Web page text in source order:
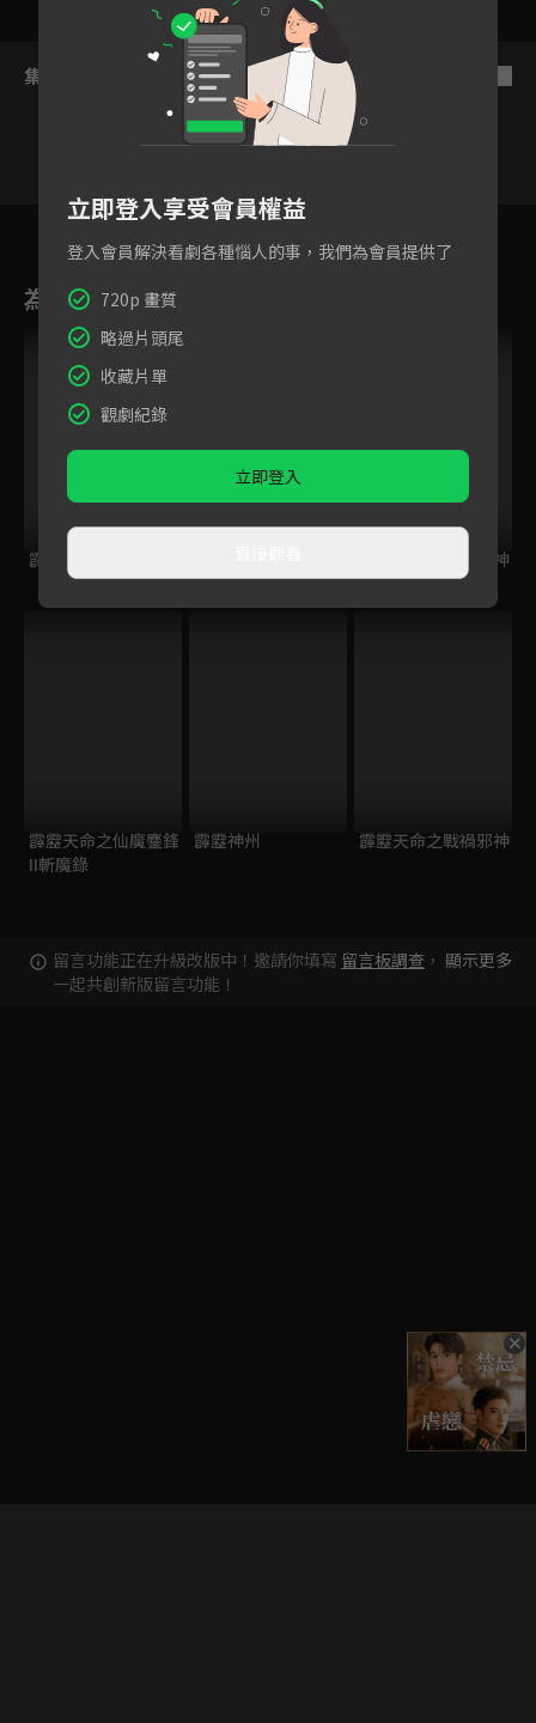
集數列表
20 21 22
為您推薦
霹靂開疆紀
霹靂天命之戰禍邪神
Ⅱ破邪傳
霹靂天命之仙魔鏖鋒
II斬魔錄
霹靂神州 霹靂天命之戰禍邪神
留言功能正在升級改版中！邀請你填寫 留言板調查 ，
一起共創新版留言功能！
顯示更多
立即登入享受會員權益
登入會員解決看劇各種惱人的事，我們為會員提供了
720p 畫質
略過片頭尾
收藏片單
觀劇紀錄
立即登入